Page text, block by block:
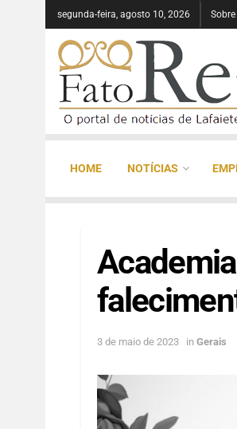
segunda-feira, agosto 10, 2026 Sobre
HOME NOTÍCIAS
3 de maio de 2023 in Gerais